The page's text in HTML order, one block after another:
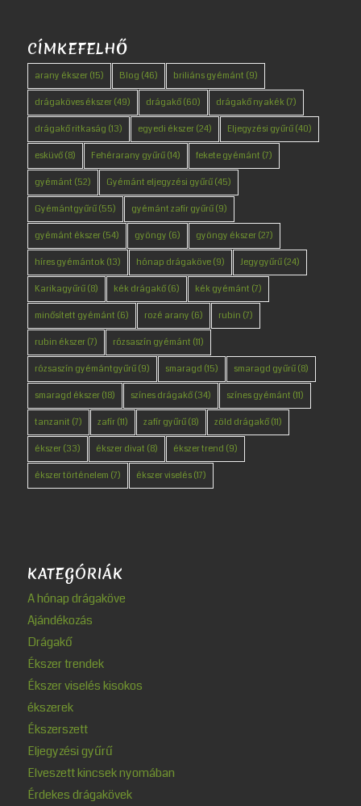
CÍMKEFELHŐ
arany ékszer(15) Blog (46) briliáns gyémánt (9)
drágaköves ékszer(49) drágakő(60) drágakő nyakék(7)
drágakő ritkaság (13) egyedi ékszer(24) Eljegyzési gyűrű(40)
esküvő(8) Fehérarany gyűrű(14) fekete gyémánt (7)
gyémánt (52) Gyémánt eljegyzési gyűrű(45)
Gyémántgyűrű(55) gyémánt zafír gyűrű(9)
gyémánt ékszer(54) gyöngy (6) gyöngy ékszer(27)
híres gyémántok(13) hónap drágaköve(9) Jegygyűrű(24)
Karikagyűrű(8) kék drágakő(6) kék gyémánt (7)
minősített gyémánt (6) rozé arany (6) rubin (7)
rubin ékszer(7) rózsaszín gyémánt (11)
rózsaszín gyémántgyűrű(9) smaragd (15) smaragd gyűrű(8)
smaragd ékszer(18) színes drágakő(34) színes gyémánt (11)
tanzanit (7) zafír(11) zafír gyűrű(8) zöld drágakő(11)
ékszer(33) ékszer divat (8) ékszer trend (9)
ékszer történelem (7) ékszer viselés(17)
KATEGÓRIÁK
A hónap drágaköve
Ajándékozás
Drágakő
Ékszer trendek
Ékszer viselés kisokos
ékszerek
Ékszerszett
Eljegyzési gyűrű
Elveszett kincsek nyomában
Érdekes drágakövek